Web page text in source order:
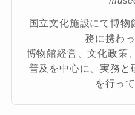
国立文化施設にて博物
務に携わ
博物館経営、文化政策
普及を中心に、実務と
を行っ